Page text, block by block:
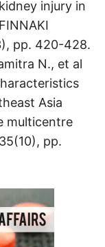
injury in
pp. 420-428.
N., et al
Asia
multicentre
pp.